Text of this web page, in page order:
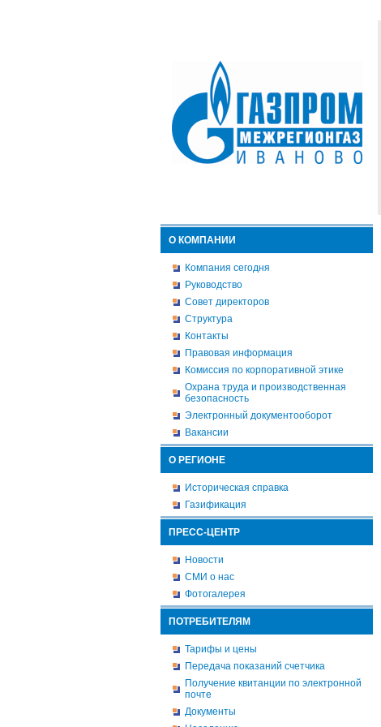
О КОМПАНИИ
Компания сегодня
Руководство
Совет директоров
Структура
Контакты
Правовая информация
Комиссия по корпоративной этике
Охрана труда и производственная
безопасность
Электронный документооборот
Вакансии
О РЕГИОНЕ
Историческая справка
Газификация
ПРЕСС-ЦЕНТР
Новости
СМИ о нас
Фотогалерея
ПОТРЕБИТЕЛЯМ
Тарифы и цены
Передача показаний счетчика
Получение квитанции по электронной
почте
Документы